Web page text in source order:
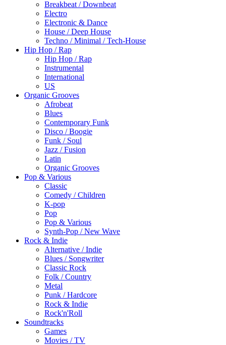
Breakbeat / Downbeat
Electro
Electronic & Dance
House / Deep House
Techno / Minimal / Tech-House
Hip Hop / Rap
Hip Hop / Rap
Instrumental
International
US
Organic Grooves
Afrobeat
Blues
Contemporary Funk
Disco / Boogie
Funk / Soul
Jazz / Fusion
Latin
Organic Grooves
Pop & Various
Classic
Comedy / Children
K-pop
Pop
Pop & Various
Synth-Pop / New Wave
Rock & Indie
Alternative / Indie
Blues / Songwriter
Classic Rock
Folk / Country
Metal
Punk / Hardcore
Rock & Indie
Rock'n'Roll
Soundtracks
Games
Movies / TV